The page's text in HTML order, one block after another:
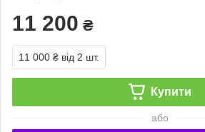
11 200 ₴
11 000 ₴ від 2 шт.
Купити
або